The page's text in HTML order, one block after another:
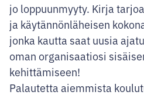
jo loppuunmyyty. Kirja
ja käytännönläheisen
jonka kautta saat uusia
oman organisaatiosi
kehittämiseen!
Palautetta aiemmista